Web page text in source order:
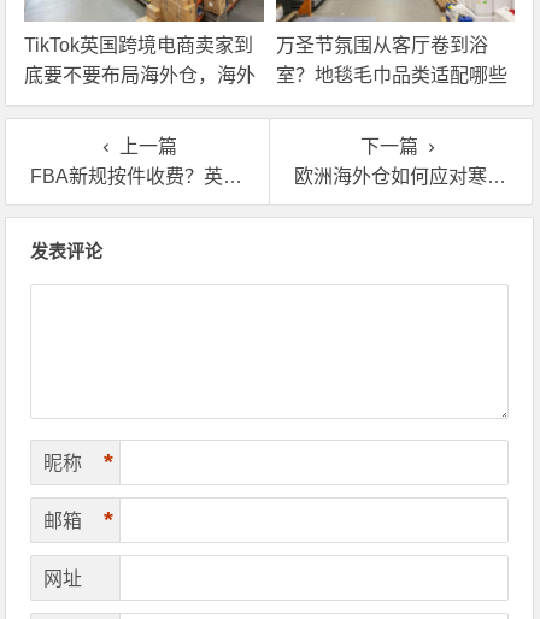
TikTok英国跨境电商卖家到
底要不要布局海外仓，海外
仓优势分析！
万圣节氛围从客厅卷到浴
室？地毯毛巾品类适配哪些
海外仓服务？
上一篇
FBA新规按件收费？英国本地仓储这样帮你省钱又省心
下一篇
欧洲海外仓如何应对寒潮物流危机？
发表评论
昵称 *
邮箱 *
网址